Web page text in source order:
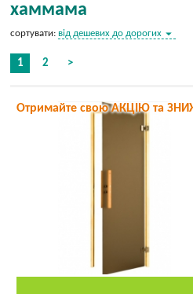
хаммама
сортувати: від дешевих до дорогих arrow_drop_down
1 2 >
Отримайте свою АКЦІЮ та